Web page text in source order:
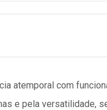
atemporal com
e pela versatilidade,